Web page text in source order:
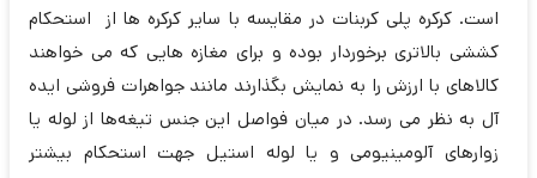
است. کرکره پلی کربنات در مقایسه با سایر کرکره ها از استحکام
کششی بالاتری برخوردار بوده و برای مغازه هایی که می خواهند
کالاهای با ارزش را به نمایش بگذارند مانند جواهرات فروشی ایده
آل به نظر می رسد. در میان فواصل این جنس تیغه‌ها از لوله یا
زوارهای آلومینیومی و یا لوله استیل جهت استحکام بیشتر